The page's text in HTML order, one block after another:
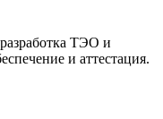
ТЭО и
и аттестация.